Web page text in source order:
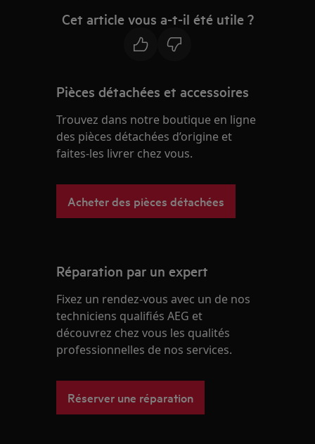
Cet article vous a-t-il été utile ?
Pièces détachées et accessoires
Trouvez dans notre boutique en ligne
des pièces détachées d’origine et
faites-les livrer chez vous.
Acheter des pièces détachées
Réparation par un expert
Fixez un rendez-vous avec un de nos
techniciens qualifiés AEG et
découvrez chez vous les qualités
professionnelles de nos services.
Réserver une réparation